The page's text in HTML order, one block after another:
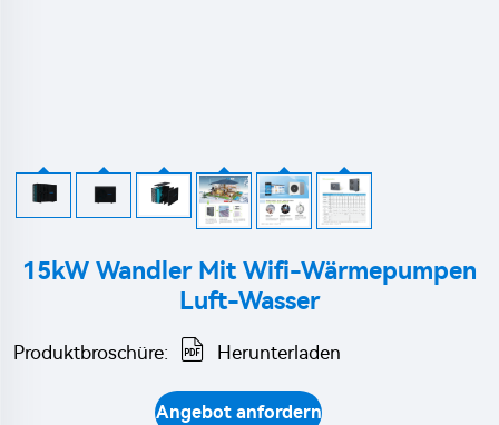
15kW Wandler Mit Wifi-Wärmepumpen
Luft-Wasser
Produktbroschüre: Herunterladen
Angebot anfordern